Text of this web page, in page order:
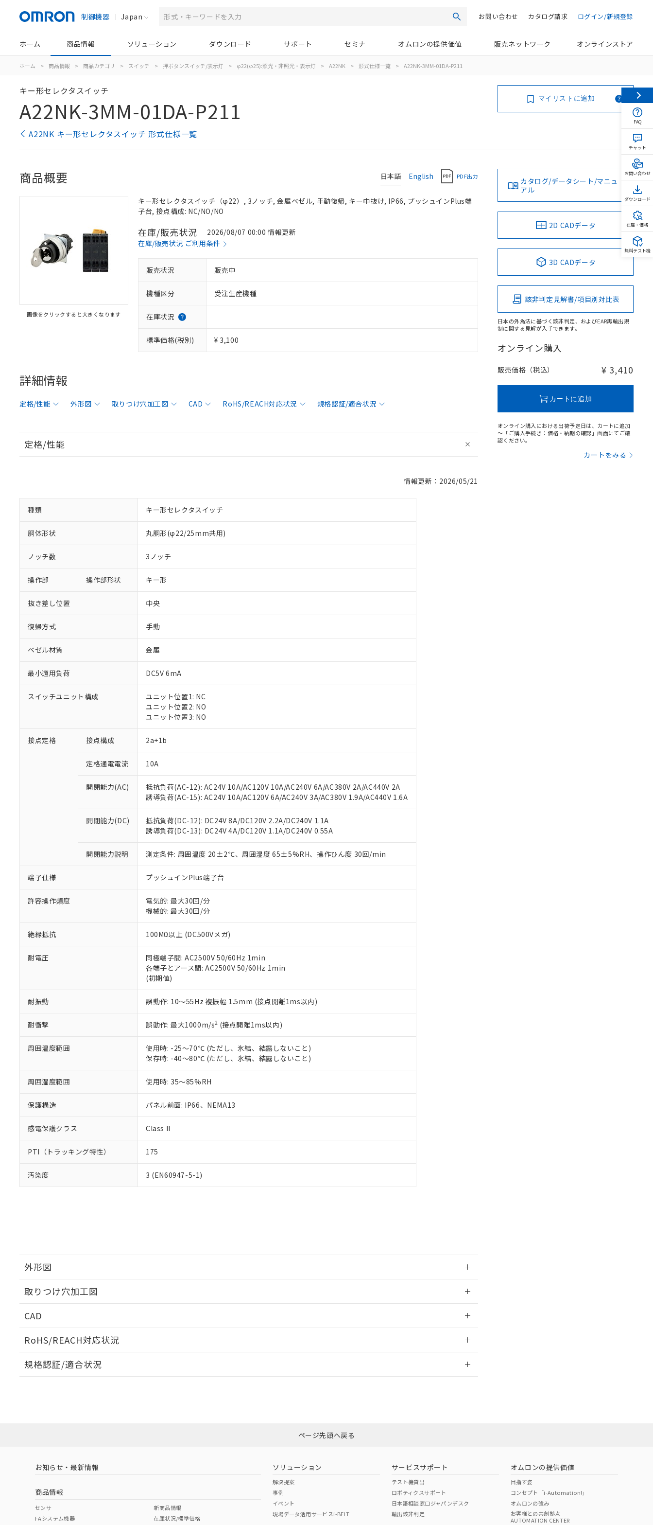
制御機器 Japan 検索 ログイン/新規登録
カタログ請求
お問い合わせ
ホーム 商品情報 ソリューション ダウンロード サポート セミナ オムロンの提供価値 販売ネットワーク オンラインストア
ホーム > 商品情報 > 商品カテゴリ > スイッチ > 押ボタンスイッチ/表示灯 > φ22(φ25):照光・非照光・表示灯 > A22NK > 形式仕様一覧 > A22NK-3MM-01DA-P211
キー形セレクタスイッチ
A22NK-3MM-01DA-P211
A22NK キー形セレクタスイッチ 形式仕様一覧
マイリストに追加
日本語 English PDF出力
商品概要
画像をクリックすると大きくなります
キー形セレクタスイッチ（φ22）, 3ノッチ, 金属ベゼル, 手動復帰, キー中抜け, IP66, プッシュインPlus端
子台, 接点構成: NC/NO/NO
在庫/販売状況
2026/08/07 00:00 情報更新
在庫/販売状況 ご利用条件
販売状況 販売中
機種区分 受注生産機種
在庫状況
標準価格(税別) ¥ 3,100
詳細情報
定格/性能 外形図 取りつけ穴加工図 CAD RoHS/REACH対応状況 規格認証/適合状況
定格/性能
情報更新：2026/05/21
種類 キー形セレクタスイッチ
胴体形状 丸胴形(φ22/25mm共用)
ノッチ数 3ノッチ
操作部 操作部形状 キー形
抜き差し位置 中央
復帰方式 手動
ベゼル材質 金属
最小適用負荷 DC5V 6mA
スイッチユニット構成
ユニット位置1: NC
ユニット位置2: NO
ユニット位置3: NO
接点定格 接点構成 2a+1b
定格通電電流 10A
開閉能力(AC)
抵抗負荷(AC-12): AC24V 10A/AC120V 10A/AC240V 6A/AC380V 2A/AC440V 2A
誘導負荷(AC-15): AC24V 10A/AC120V 6A/AC240V 3A/AC380V 1.9A/AC440V 1.6A
開閉能力(DC)
抵抗負荷(DC-12): DC24V 8A/DC120V 2.2A/DC240V 1.1A
誘導負荷(DC-13): DC24V 4A/DC120V 1.1A/DC240V 0.55A
開閉能力説明 測定条件: 周囲温度 20±2℃、周囲湿度 65±5%RH、操作ひん度 30回/min
端子仕様 プッシュインPlus端子台
許容操作頻度
電気的: 最大30回/分
機械的: 最大30回/分
絶縁抵抗 100MΩ以上 (DC500Vメガ)
耐電圧
同極端子間: AC2500V 50/60Hz 1min
各端子とアース間: AC2500V 50/60Hz 1min
(初期値)
耐振動 誤動作: 10～55Hz 複振幅 1.5mm (接点開離1ms以内)
耐衝撃 誤動作: 最大1000m/s2 (接点開離1ms以内)
周囲温度範囲
使用時: -25～70℃ (ただし、氷結、結露しないこと)
保存時: -40～80℃ (ただし、氷結、結露しないこと)
周囲湿度範囲 使用時: 35～85%RH
保護構造 パネル前面: IP66、NEMA13
感電保護クラス Class II
PTI（トラッキング特性） 175
汚染度 3 (EN60947-5-1)
外形図
取りつけ穴加工図
CAD
RoHS/REACH対応状況
EU RoHS 注意事項・凡例
ダウンロードはこちら
中国 RoHS 注意事項・凡例
中国 RoHS表
規格認証/適合状況
カタログ/データシート/マニュ
アル
2D CADデータ
3D CADデータ
該非判定見解書/項目別対比表
日本の外為法に基づく該非判定、およびEAR再輸出規
制に関する見解が入手できます。
オンライン購入
販売価格（税込） ¥ 3,410
カートに追加
オンライン購入における出荷予定日は、カートに追加
～「ご購入手続き：価格・納期の確認」画面にてご確
認ください。
カートをみる
ご利用条件
以下の条件をお読みいただき、同意のうえご利用ください。
本サービスは、当社制御機器事業取扱商品の当社在庫状況および標準価格(税抜)を提供させていただ
くものです。
当社制御機器事業取扱商品の中には、本サービスの対象外となる商品もあることをご了承ください。
在庫状況および標準価格照会結果は、記載している更新日時点での社内データに基づき作成されるも
い。
正式な納期状況および標準価格はお客様のお取引先、またはお客様担当のオムロン制御機器販売店・
当社販売員にご相談ください。
オムロン制御機器販売店や当社販売拠点は「販売ネットワーク
」をご確認ください。
在庫状況および標準価格結果を当社の事前の承諾なく第三者に漏洩または開示しないようお願いしま
す。
ている必要があります。
お客様が当ウェブサイト上で当社にご登録された部品リストについて、当社および当社の共同利用者
さい。
※当社の共同利用者とは、"個人情報の共同利用に関して"
※1 対応状況
対応済み：EU RoHS指令（10物質）の非含有に対応した製品が提供可能な商品です。
対応予定：EU RoHS指令（10物質）の非含有に対応した製品に切り替える予定のある商品です。
非該当品：ライセンス料など無形物で、有害物質有無と関係のない商品です。
仕入先様の事情により、非含有部品としていたものが、含有品と判明した場合などやむを得ず変更すること
があります。
*EU RoHS指令（10物質）：
六価クロム(Cr(Ⅵ)) 1000ppm以下、ポリ臭化ビフェニル類(PBB) 1000ppm以下、ポリ臭化ジフェニルエーテル類(PBDE) 1000ppm以下、
フタル酸ビス(2-エチルヘキシル) (DEHP)(別名：DOP) 1000ppm以下、フタル酸ブチルベンジル（BBP） 1000ppm以下、フタル酸ジブチ
ル（DBP） 1000ppm以下、フタル酸ジイソブチル (DIBP) 1000ppm以下
但し、RoHS指令で産業用監視および制御機器に対する適用除外項目は除く。
フタル酸エステル類の４物質については閾値を超える意図的な使用がないことを確認しています。
※2 対応予定月
部品在庫の切り替え状況などにより、予定月が前後することがあります。
※3 非含有証明書ダウンロード
下記の非含有証明書をダウンロードすることができます。
EU RoHS指令（10物質）の非含有証明書
51物質の非含有証明書（当社基準）
※本証明書は発行日時点で非含有を証明するもので、過去に遡って非含有を証明するものではありません。
また、RoHS指令のフタル酸エステル類４物質の対応では、対応完了までの期間は出荷製品に未対応品が
混在することから備考欄に対応日を記載しておりました。
り割愛しております。
※1 中国RoHS○×表
「○」：最大均質材料含有率が中国RoHSの基準値以下であることを示します。
「×」：最大均質材料含有率が中国RoHSの基準値を超えていることを示します。
*中国RoHS10物質の基準値 (GB/T26572)：
Pb(鉛) :1000ppm、 Hg(水銀) : 1000ppm、 Cd(カドミウム) : 100ppm、
Cr(Ⅵ)(六価クロム) : 1000ppm、 PBBs(ポリ臭化ビフェニル類) : 1000ppm、 PBDEs(ポリ臭化ジフェニルエーテル類) : 1000ppm、
DBP(フタル酸ジブチル) : 1000ppm、 DIBP(フタル酸ジイソブチル) : 1000ppm、 BBP(フタル酸ブチルベンジル) : 1000ppm、
DEHP(フタル酸ビス(2-エチルヘキシル)) : 1000ppm
※2 環境保護使用期限
「ｅ」：有害物質（10物質）のすべてが基準値以下であることを示します。
「10」：通常の使用状況下において有害物質が外部に漏えいし、環境に深刻な影響を及ぼさない年数を意
味します。
当社は、これら貴社製品のうち、外国為替および外国貿易法に定める商品（以下｢規制貨物等」とい
う）を輸出または国外への提供する場合は、日本国政府の輸出許可(または役務取引許可)を取得する
などの必要な手続きをとります。
ます。
当社は貴社製品を、核兵器、ミサイル、化学兵器、生物兵器またはその他武器並びにこれらの製造装
当社は、貴社製品を第三者に販売する場合は、上記1、2および3の内容を当該第三者に通知します。
また当社は、販売先および販売に係わる関係者が違法に輸出するおそれがある場合は、取り引きをい
たしません。
記
号
説明
○ 一定数以上の在庫あり
△ 一定数には満たないが在庫あり
－
在庫なし(最新の在庫状況については、お客様のお取引先、またはお客様担当のオムロン制御
機器販売店・当社販売員にご確認ください)
空
白
受注生産機種、また在庫状況の情報を公開していない機種
ページ先頭へ戻る
お知らせ・最新情報
商品情報
センサ
FAシステム機器
新商品情報
在庫状況/標準価格
ソリューション
解決提案
事例
イベント
現場データ活用サービスi-BELT
サービスサポート
テスト機貸出
ロボティクスサポート
日本語相談窓口ジャパンデスク
輸出該非判定
オムロンの提供価値
目指す姿
コンセプト「i-Automation!」
オムロンの強み
お客様との共創拠点
AUTOMATION CENTER
FAQ
チャット
お問い合わせ
ダウンロード
在庫・価格
無料テスト機